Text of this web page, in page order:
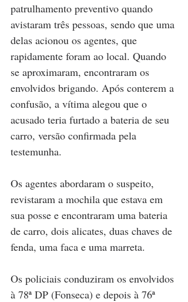
patrulhamento preventivo quando
avistaram três pessoas, sendo que uma
delas acionou os agentes, que
rapidamente foram ao local. Quando
se aproximaram, encontraram os
envolvidos brigando. Após conterem a
confusão, a vítima alegou que o
acusado teria furtado a bateria de seu
carro, versão confirmada pela
testemunha.
Os agentes abordaram o suspeito,
revistaram a mochila que estava em
sua posse e encontraram uma bateria
de carro, dois alicates, duas chaves de
fenda, uma faca e uma marreta.
Os policiais conduziram os envolvidos
à 78ª DP (Fonseca) e depois à 76ª